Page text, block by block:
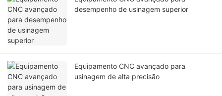
desempenho de usinagem superior
Equipamento CNC avançado para
usinagem de alta precisão